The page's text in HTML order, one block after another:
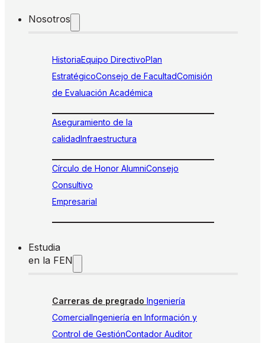
Nosotros
HistoriaEquipo DirectivoPlan
EstratégicoConsejo de FacultadComisión
de Evaluación Académica
Aseguramiento de la
calidadInfraestructura
Círculo de Honor AlumniConsejo
Consultivo
Empresarial
Estudia
en la FEN
Carreras de pregrado Ingeniería
ComercialIngeniería en Información y
Control de GestiónContador Auditor